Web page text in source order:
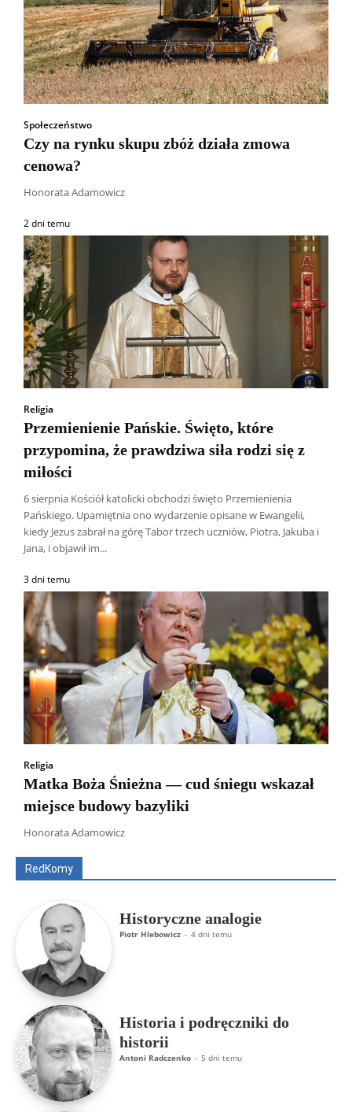
Społeczeństwo
Czy na rynku skupu zbóż działa zmowa
cenowa?
Honorata Adamowicz
2 dni temu
Religia
Przemienienie Pańskie. Święto, które
przypomina, że prawdziwa siła rodzi się z
miłości
6 sierpnia Kościół katolicki obchodzi święto Przemienienia
Pańskiego. Upamiętnia ono wydarzenie opisane w Ewangelii,
kiedy Jezus zabrał na górę Tabor trzech uczniów, Piotra, Jakuba i
Jana, i objawił im...
3 dni temu
Religia
Matka Boża Śnieżna — cud śniegu wskazał
miejsce budowy bazyliki
Honorata Adamowicz
RedKomy
Wszyscy Aleksander Borowik
ks. Jarosław Wąsowicz SDB
Historyczne analogie
Piotr Hlebowicz - 4 dni temu
Historia i podręczniki do
historii
Antoni Radczenko - 5 dni temu